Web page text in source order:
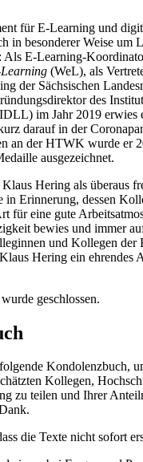
für E-Learning und
in besonderer Weise um
Als E-Learning-
(WeL), als
der Sächsischen
des
im Jahr 2019 erwies
darauf in der
an der HTWK wurde er
ausgezeichnet.
Hering als überaus
in Erinnerung, dessen
für eine gute
bewies und immer
und Kollegen der
Hering ein ehrendes
geschlossen.
Kondolenzbuch,
Kollegen,
zu teilen und Ihrer
die Texte nicht sofort